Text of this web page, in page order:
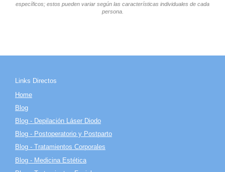
específicos; estos pueden variar según las características individuales de cada
persona.
Links Directos
Home
Blog
Blog - Depilación Láser Diodo
Blog - Postoperatorio y Postparto
Blog - Tratamientos Corporales
Blog - Medicina Estética